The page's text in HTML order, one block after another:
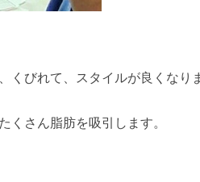
くびれて、スタイルが良くなり
くさん脂肪を吸引します。